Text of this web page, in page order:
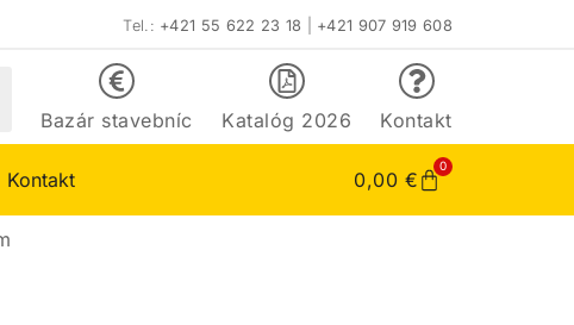
Tel.: +421 55 622 23 18 +421 907 919 608
Bazár stavebníc Katalóg 2026 Kontakt
Kontakt 0,00 €
0